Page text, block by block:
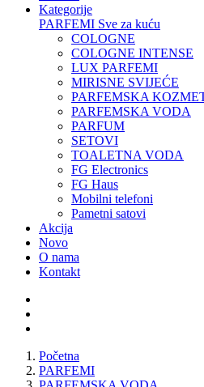
Kategorije
PARFEMI Sve za kuću
COLOGNE
COLOGNE INTENSE
LUX PARFEMI
MIRISNE SVIJEĆE
PARFEMSKA
PARFEMSKA VODA
PARFUM
SETOVI
TOALETNA VODA
FG Electronics
FG Haus
Mobilni telefoni
Pametni satovi
Akcija
Novo
O nama
Kontakt
Početna
PARFEMI